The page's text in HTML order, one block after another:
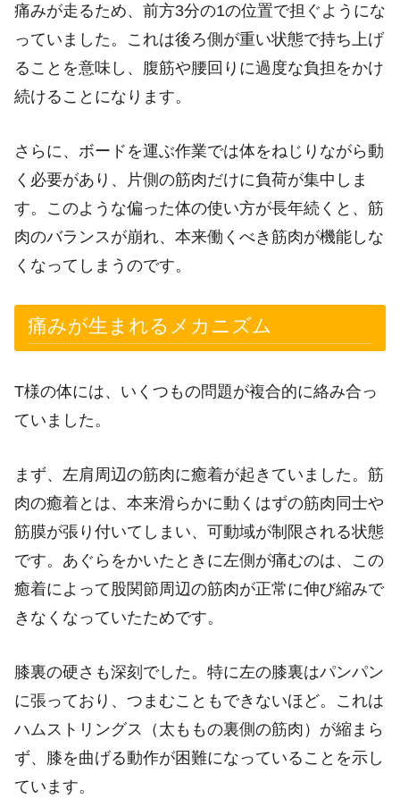
痛みが走るため、前方3分の1の位置で担ぐようにな
っていました。これは後ろ側が重い状態で持ち上げ
ることを意味し、腹筋や腰回りに過度な負担をかけ
続けることになります。
さらに、ボードを運ぶ作業では体をねじりながら動
く必要があり、片側の筋肉だけに負荷が集中しま
す。このような偏った体の使い方が長年続くと、筋
肉のバランスが崩れ、本来働くべき筋肉が機能しな
くなってしまうのです。
痛みが生まれるメカニズム
T様の体には、いくつもの問題が複合的に絡み合っ
ていました。
まず、左肩周辺の筋肉に癒着が起きていました。筋
肉の癒着とは、本来滑らかに動くはずの筋肉同士や
筋膜が張り付いてしまい、可動域が制限される状態
です。あぐらをかいたときに左側が痛むのは、この
癒着によって股関節周辺の筋肉が正常に伸び縮みで
きなくなっていたためです。
膝裏の硬さも深刻でした。特に左の膝裏はパンパン
に張っており、つまむこともできないほど。これは
ハムストリングス（太ももの裏側の筋肉）が縮まら
ず、膝を曲げる動作が困難になっていることを示し
ています。